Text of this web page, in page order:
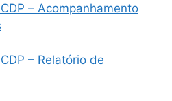
– Acompanhamento
– Relatório de